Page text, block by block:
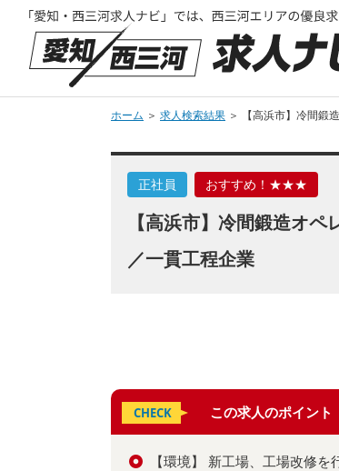
ホーム ＞ 求人検索結果 ＞ 【高浜市】冷間鍛
正社員 おすすめ！★★★
【高浜市】冷間鍛造オ
／一貫工程企業
CHECK この求人のポイント
【環境】 新工場、工場改修